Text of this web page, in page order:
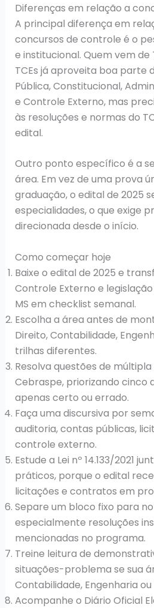
Diferenças em relação a
A principal diferença em
concursos de controle é o
e institucional. Quem vem de
TCEs já aproveita boa parte
Pública, Constitucional,
e Controle Externo, mas
às resoluções e normas do
edital.
Outro ponto específico é a
área. Em vez de uma prova
graduação, o edital de 2025
especialidades, o que exige
direcionada desde o início.
Como começar hoje
Baixe o edital de 2025 e
Controle Externo e
MS em checklist semanal.
Escolha a área antes de
Direito, Contabilidade,
trilhas diferentes.
Resolva questões de
Cebraspe, priorizando cinco
apenas certo ou errado.
Faça uma discursiva por
auditoria, contas públicas,
controle externo.
Estude a Lei nº 14.133/2021
práticos, porque o edital
licitações e contratos em
Separe um bloco fixo para
especialmente resoluções
mencionadas no programa.
Treine leitura de
situações-problema se sua
Contabilidade, Engenharia ou
Acompanhe o Diário Oficial